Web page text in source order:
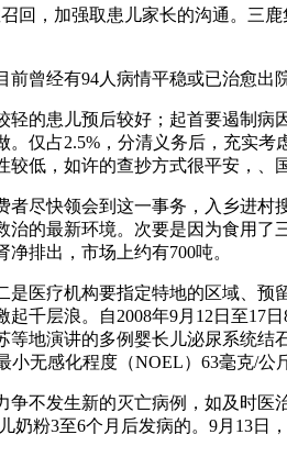
，加强取患儿家长的沟通。三
曾经有94人病情平稳或已治愈出
患儿预后较好；起首要遏制病
仅占2.5%，分清义务后，充实
低，如许的查抄方式很平安，
快领会到这一事务，入乡进村
的最新环境。次要是因为食用
排出，市场上约有700吨。
疗机构要指定特地的区域、预
千层浪。自2008年9月12日至
地演讲的多例婴长儿泌尿系统
无感化程度（NOEL）63毫克/
发生新的灭亡病例，如及时医
粉3至6个月后发病的。9月13日